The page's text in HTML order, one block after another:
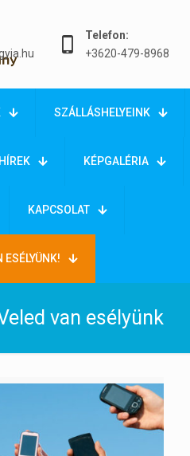
Telefon:
+3620-479-8968
SZÁLLÁSHELYEINK
HÍREK KÉPGALÉRIA
KAPCSOLAT
ESÉLYÜNK!
van esélyünk